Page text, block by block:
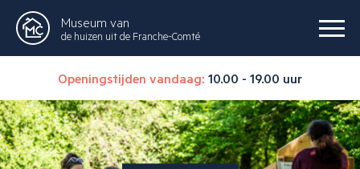
Museum van
de huizen uit de Franche-Comté
Openingstijden vandaag: 10.00 - 19.00 uur